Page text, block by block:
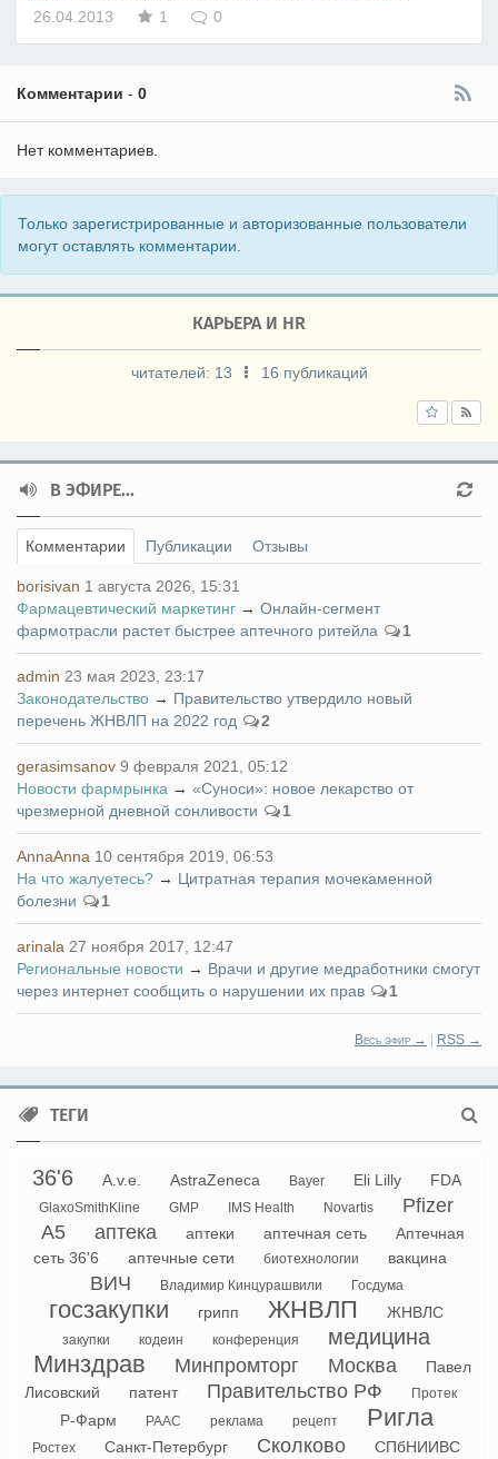
26.04.2013 1 0
Комментарии - 0
Нет комментариев.
Только зарегистрированные и авторизованные пользователи
могут оставлять комментарии.
КАРЬЕРА И HR
читателей: 13 16 публикаций
В ЭФИРЕ...
Комментарии Публикации Отзывы
borisivan 1 августа 2026, 15:31
Фармацевтический маркетинг → Онлайн-сегмент
фармотрасли растет быстрее аптечного ритейла
1
admin 23 мая 2023, 23:17
Законодательство → Правительство утвердило новый
перечень ЖНВЛП на 2022 год
2
gerasimsanov 9 февраля 2021, 05:12
Новости фармрынка → «Суноси»: новое лекарство от
чрезмерной дневной сонливости
1
AnnaAnna 10 сентября 2019, 06:53
На что жалуетесь? → Цитратная терапия мочекаменной
болезни
1
arinala 27 ноября 2017, 12:47
Региональные новости → Врачи и другие медработники смогут
через интернет сообщить о нарушении их прав
1
Весь эфир → RSS →
ТЕГИ
36'6 A.v.e. AstraZeneca Bayer Eli Lilly FDA
GlaxoSmithKline GMP IMS Health Novartis
Pfizer
А5
аптека аптеки аптечная сеть
Аптечная
сеть 36'6
аптечные сети биотехнологии вакцина
ВИЧ Владимир Кинцурашвили Госдума
госзакупки грипп ЖНВЛП ЖНВЛС
закупки кодеин конференция медицина
Минздрав Минпромторг Москва
Павел
Лисовский
патент Правительство РФ Протек
Р-Фарм РААС реклама рецепт Ригла
Ростех Санкт-Петербург Сколково СПбНИИВС